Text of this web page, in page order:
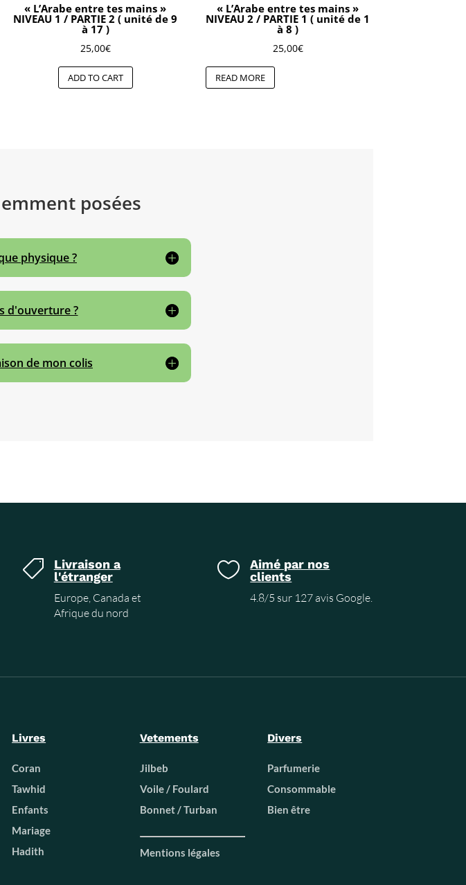
« L’Arabe entre tes mains »
NIVEAU 1 / PARTIE 2 ( unité de 9
à 17 )
25,00€
ADD TO CART
« L’Arabe entre tes mains »
NIVEAU 2 / PARTIE 1 ( unité de 1
à 8 )
25,00€
READ MORE
posées
physique ?
d'ouverture ?
de mon colis

Livraison a
l'étranger
Europe, Canada et
Afrique du nord

Aimé par nos
clients
4.8/5 sur 127 avis Google.
Livres
Coran
Tawhid
Enfants
Mariage
Hadith
Vetements
Jilbeb
Voile / Foulard
Bonnet / Turban
Mentions légales
Divers
Parfumerie
Consommable
Bien être